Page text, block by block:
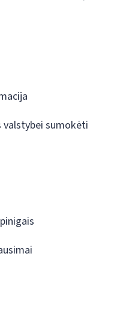
valstybei sumokėti